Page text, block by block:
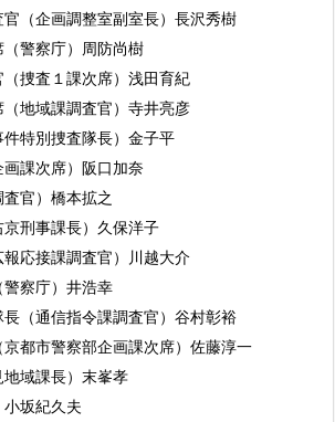
（企画調整室副室長）長沢秀樹
警察庁）周防尚樹
捜査１課次席）浅田育紀
地域課調査官）寺井亮彦
特別捜査隊長）金子平
課次席）阪口加奈
官）橋本拡之
刑事課長）久保洋子
応接課調査官）川越大介
察庁）井浩幸
（通信指令課調査官）谷村彰裕
都市警察部企画課次席）佐藤淳一
域課長）末峯孝
坂紀久夫